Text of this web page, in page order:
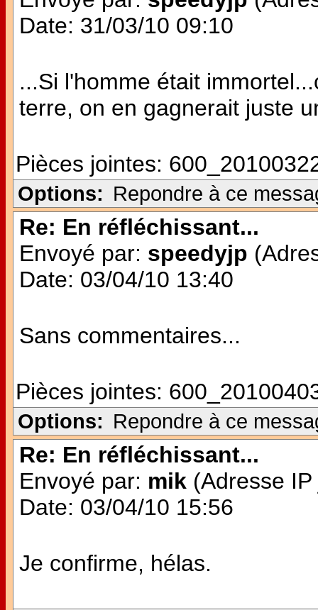
Date: 31/03/10 09:10
...Si l'homme était
terre, on en gagnerait juste
Pièces jointes:
Options: Repondre à ce
Re: En réfléchissant...
Envoyé par: speedyjp
Date: 03/04/10 13:40
Sans commentaires...
Pièces jointes:
Options: Repondre à ce
Re: En réfléchissant...
Envoyé par: mik (Adresse
Date: 03/04/10 15:56
Je confirme, hélas.